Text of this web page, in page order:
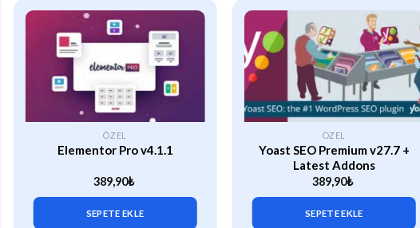
ÖZEL
Elementor Pro v4.1.1
389,90₺
SEPETE EKLE
ÖZEL
Yoast SEO Premium v27.7 +
Latest Addons
389,90₺
SEPETE EKLE